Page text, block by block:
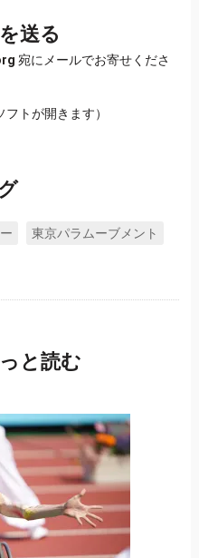
送る
宛にメールでお寄せくださ
フトが開きます）
東京パラムーブメント
と読む